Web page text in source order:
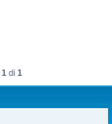
1 di 1